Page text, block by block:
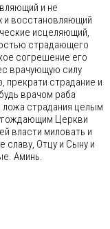
и не
восстановляющий
исцеляющий,
страдающего
согрешение его
врачующую силу
прекрати страдание и
врачом раба
ложа страдания целым
Церкви
власти миловать и
Отцу и Сыну и
Аминь.